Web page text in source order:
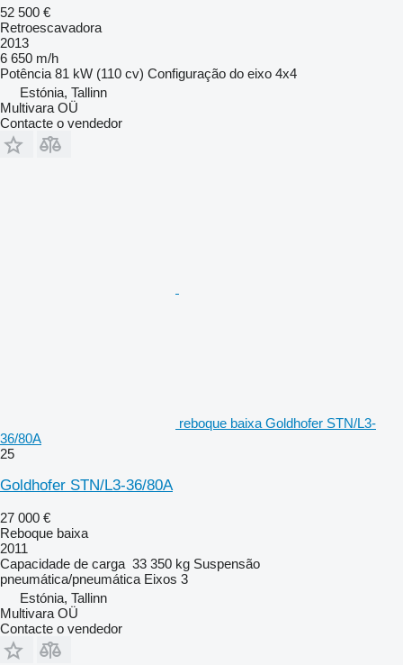
52 500 €
Retroescavadora
2013
6 650 m/h
Potência 81 kW (110 cv) Configuração do eixo 4x4
Estónia, Tallinn
Multivara OÜ
Contacte o vendedor
reboque baixa Goldhofer STN/L3-
36/80A
25
Goldhofer STN/L3-36/80A
27 000 €
Reboque baixa
2011
Capacidade de carga 33 350 kg Suspensão
pneumática/pneumática Eixos 3
Estónia, Tallinn
Multivara OÜ
Contacte o vendedor